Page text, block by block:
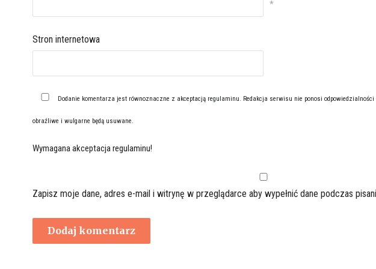
*
Stron internetowa
Dodanie komentarza jest równoznaczne z akceptacją regulaminu. Redakcja serwisu nie ponosi
obraźliwe i wulgarne będą usuwane.
Wymagana akceptacja regulaminu!
Zapisz moje dane, adres e-mail i witrynę w przeglądarce aby wypełnić dane podczas